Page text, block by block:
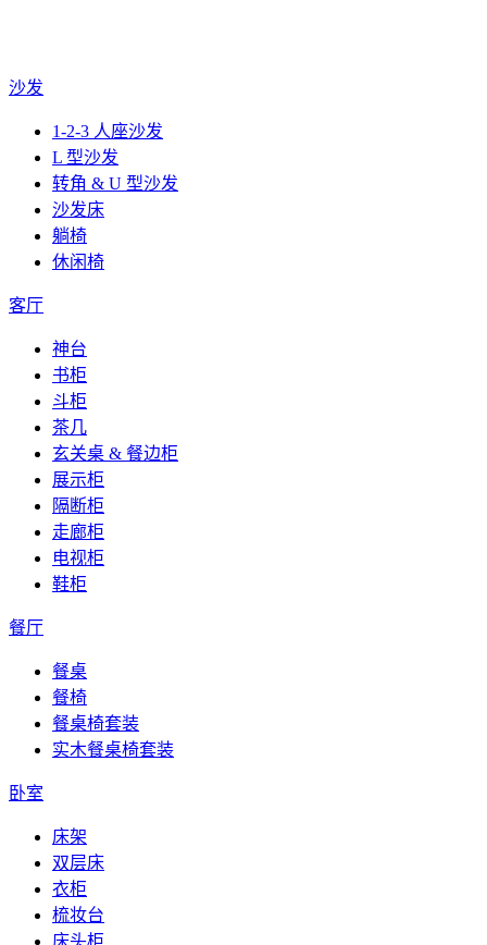
沙发
1-2-3 人座沙发
L 型沙发
转角 & U 型沙发
沙发床
躺椅
休闲椅
客厅
神台
书柜
斗柜
茶几
玄关桌 & 餐边柜
展示柜
隔断柜
走廊柜
电视柜
鞋柜
餐厅
餐桌
餐椅
餐桌椅套装
实木餐桌椅套装
卧室
床架
双层床
衣柜
梳妆台
床头柜